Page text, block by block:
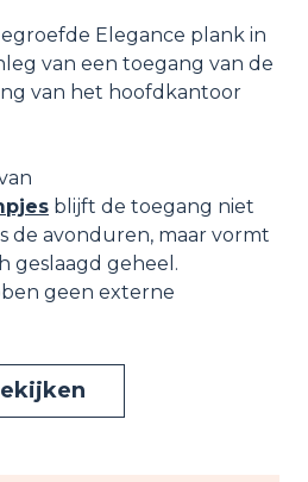
Elegance plank in
van een toegang van de
van het hoofdkantoor
blijft de toegang niet
de avonduren, maar vormt
geslaagd geheel.
geen externe